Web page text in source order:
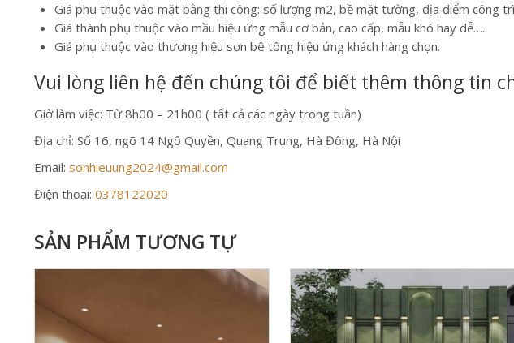
Giá phụ thuộc vào mặt bằng thi công: số lượng m2, bề mặt tường, địa điểm công
Giá thành phụ thuộc vào mầu hiệu ứng mẫu cơ bản, cao cấp, mẫu khó hay dễ…..
Giá phụ thuộc vào thương hiệu sơn bê tông hiệu ứng khách hàng chọn.
Vui lòng liên hệ đến chúng tôi để biết thêm thông tin
Giờ làm việc: Từ 8h00 – 21h00 ( tất cả các ngày trong tuần)
Địa chỉ: Số 16, ngõ 14 Ngô Quyền, Quang Trung, Hà Đông, Hà Nội
Email: sonhieuung2024@gmail.com
Điện thoại: 0378122020
SẢN PHẨM TƯƠNG TỰ